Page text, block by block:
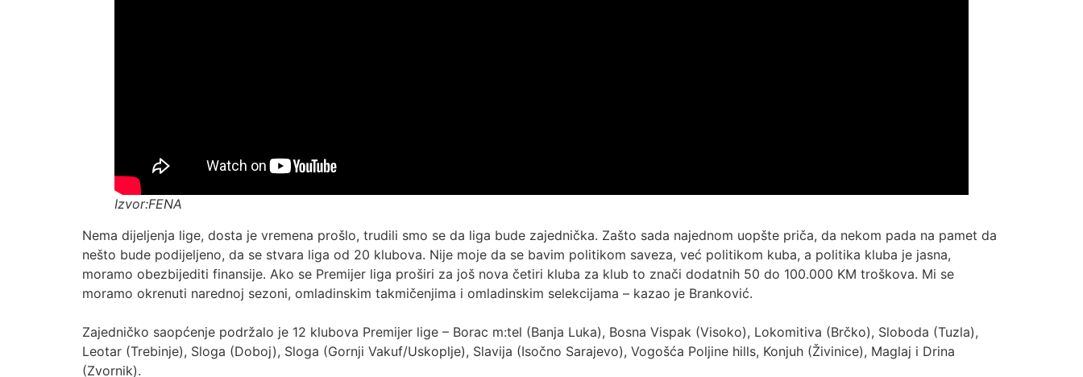
Izvor:FENA
Nema dijeljenja lige, dosta je vremena prošlo, trudili smo se da liga bude zajednička. Zašto sada najednom uopšte priča, da nekom pada na pamet da
nešto bude podijeljeno, da se stvara liga od 20 klubova. Nije moje da se bavim politikom saveza, već politikom kuba, a politika kluba je jasna,
moramo obezbijediti finansije. Ako se Premijer liga proširi za još nova četiri kluba za klub to znači dodatnih 50 do 100.000 KM troškova. Mi se
moramo okrenuti narednoj sezoni, omladinskim takmičenjima i omladinskim selekcijama – kazao je Branković.
Zajedničko saopćenje podržalo je 12 klubova Premijer lige – Borac m:tel (Banja Luka), Bosna Vispak (Visoko), Lokomitiva (Brčko), Sloboda (Tuzla),
Leotar (Trebinje), Sloga (Doboj), Sloga (Gornji Vakuf/Uskoplje), Slavija (Isočno Sarajevo), Vogošća Poljine hills, Konjuh (Živinice), Maglaj i Drina
(Zvornik).